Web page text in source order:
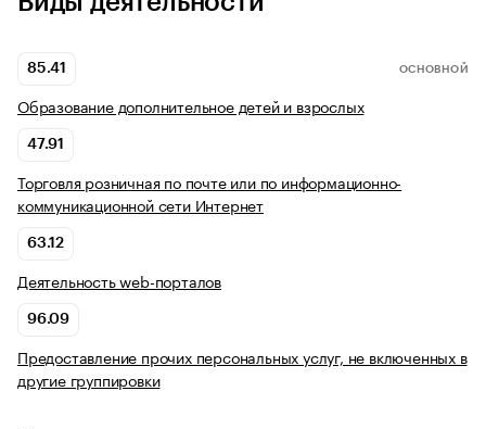
85.41 ОСНОВНОЙ
Образование дополнительное детей и взрослых
47.91
Торговля розничная по почте или по информационно-
коммуникационной сети Интернет
63.12
Деятельность web-порталов
96.09
Предоставление прочих персональных услуг, не включенных в
другие группировки